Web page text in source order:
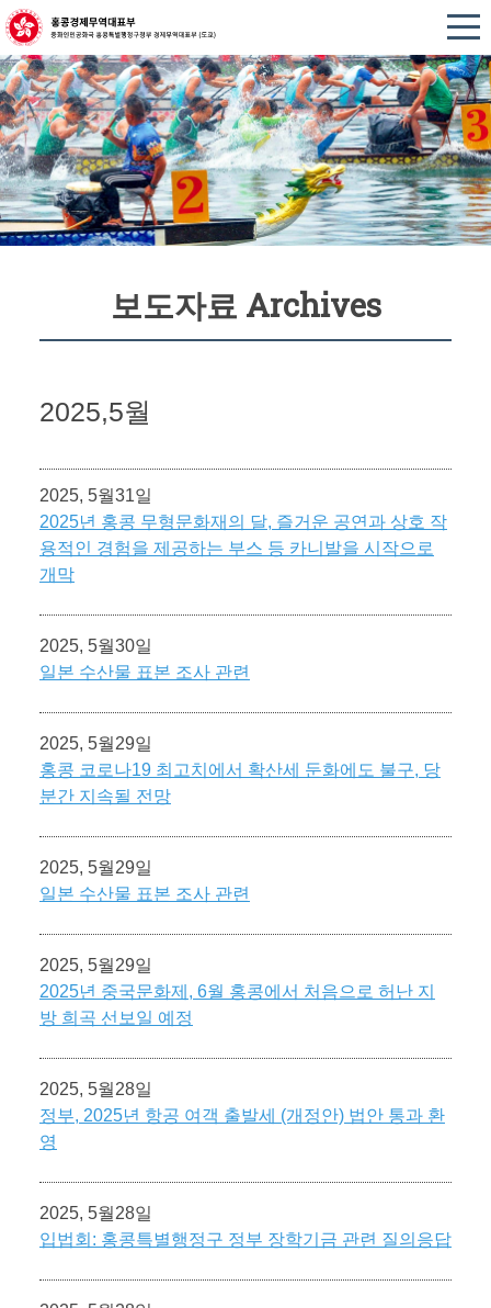
보도자료 Archives
2025,5월
2025, 5월31일
2025년 홍콩 무형문화재의 달, 즐거운 공연과 상호 작
용적인 경험을 제공하는 부스 등 카니발을 시작으로
개막
2025, 5월30일
일본 수산물 표본 조사 관련
2025, 5월29일
홍콩 코로나19 최고치에서 확산세 둔화에도 불구, 당
분간 지속될 전망
2025, 5월29일
일본 수산물 표본 조사 관련
2025, 5월29일
2025년 중국문화제, 6월 홍콩에서 처음으로 허난 지
방 희곡 선보일 예정
2025, 5월28일
정부, 2025년 항공 여객 출발세 (개정안) 법안 통과 환
영
2025, 5월28일
입법회: 홍콩특별행정구 정부 장학기금 관련 질의응답